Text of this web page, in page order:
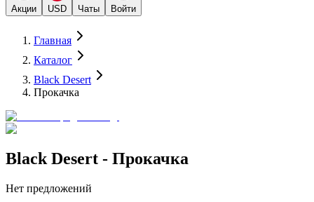
Акции USD Чаты Войти
Главная
Каталог
Black Desert
Прокачка
Black Desert - Прокачка
Нет предложений